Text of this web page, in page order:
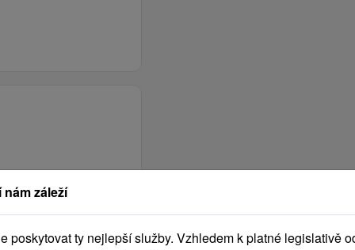
záleží
poskytovat ty nejlepší služby. Vzhledem k platné legislativě